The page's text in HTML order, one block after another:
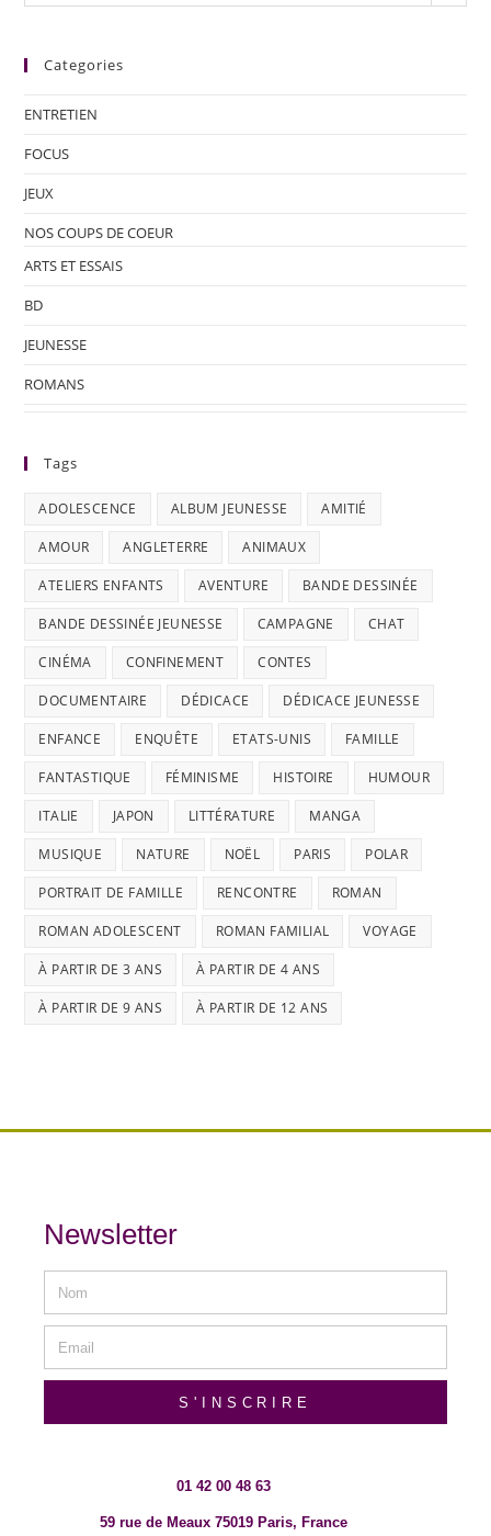
Categories
ENTRETIEN
FOCUS
JEUX
NOS COUPS DE COEUR
ARTS ET ESSAIS
BD
JEUNESSE
ROMANS
Tags
ADOLESCENCE ALBUM JEUNESSE AMITIÉ
AMOUR ANGLETERRE ANIMAUX
ATELIERS ENFANTS AVENTURE BANDE DESSINÉE
BANDE DESSINÉE JEUNESSE CAMPAGNE CHAT
CINÉMA CONFINEMENT CONTES
DOCUMENTAIRE DÉDICACE DÉDICACE JEUNESSE
ENFANCE ENQUÊTE ETATS-UNIS FAMILLE
FANTASTIQUE FÉMINISME HISTOIRE HUMOUR
ITALIE JAPON LITTÉRATURE MANGA
MUSIQUE NATURE NOËL PARIS POLAR
PORTRAIT DE FAMILLE RENCONTRE ROMAN
ROMAN ADOLESCENT ROMAN FAMILIAL VOYAGE
À PARTIR DE 3 ANS À PARTIR DE 4 ANS
À PARTIR DE 9 ANS À PARTIR DE 12 ANS
Newsletter
S'INSCRIRE
01 42 00 48 63
59 rue de Meaux 75019 Paris, France